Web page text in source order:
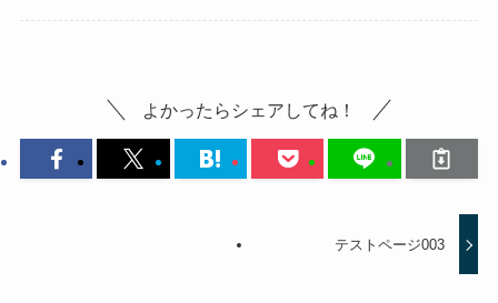
よかったらシェアしてね！
テストページ003